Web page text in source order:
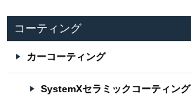
コーティング
カーコーティング
SystemXセラミックコーティング